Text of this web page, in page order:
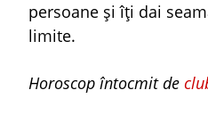
persoane și îți dai
limite.
Horoscop întocmit de